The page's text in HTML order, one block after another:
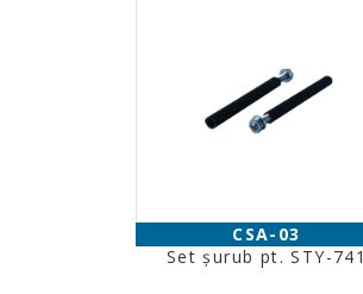
CSA-03
Set şurub pt. STY-741